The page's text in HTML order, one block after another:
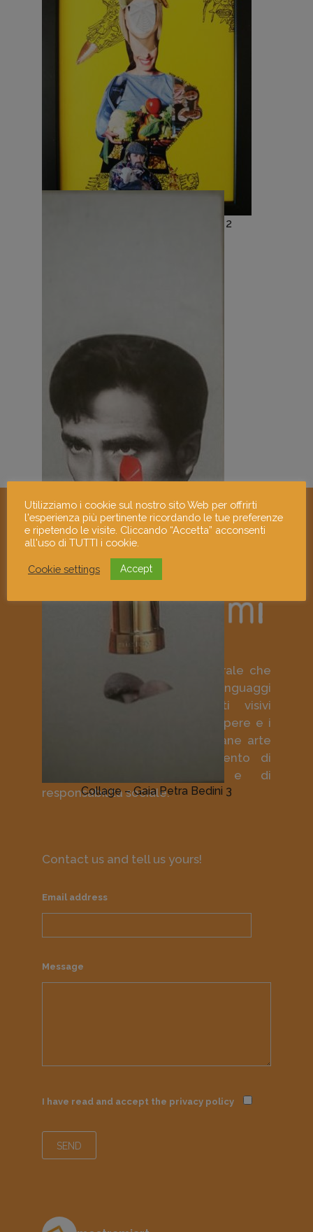
Collage – Gaia Petra Bedini 2
Collage – Gaia Petra Bedini 3
Mostrami è un progetto culturale che
promuove i giovani linguaggi
contemporanei e gli artisti visivi
emergenti attraverso le loro opere e i
loro murales; diffonde la giovane arte
contemporanea come strumento di
approfondimento culturale e di
responsabilità sociale.
Contact us and tell us yours!
Email address
Message
I have read and accept the privacy policy
Utilizziamo i cookie sul nostro sito Web per offrirti
l'esperienza più pertinente ricordando le tue preferenze
e ripetendo le visite. Cliccando “Accetta” acconsenti
all'uso di TUTTI i cookie.
Cookie settings Accept